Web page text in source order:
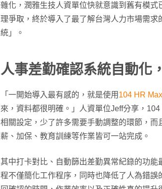
雜化，潤雅生技人資單位快就意識到舊有模
理爭取，終於導入了最了解台灣人力市場需求
統」。
人事差勤確認系統自動化
「一開始導入最有感的，就是使用 104 HR Max
來，資料都很明確。」人資單位Jeff分享，
相關設定，少了許多需要手動調整的環節，
薪、加保、教育訓練等作業皆可一站完成。
其中打卡對比、自動篩出差勤異常紀錄的功能
程不僅簡化工作程序，同時也降低了人為錯